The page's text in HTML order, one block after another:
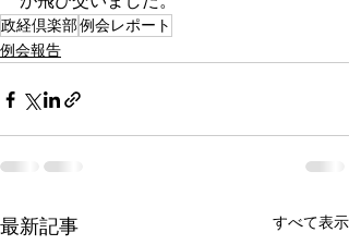
政経倶楽部例会レポート
例会報告
最新記事 すべて表示